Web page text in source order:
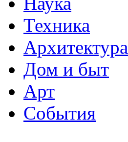
Техника
Архитектура
Дом и быт
Арт
События